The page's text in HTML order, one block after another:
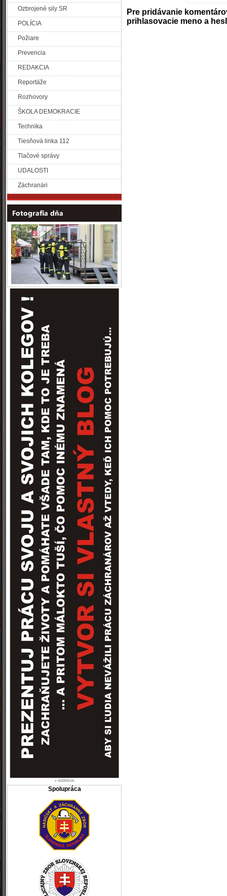
Ozbrojené sily SR
POLÍCIA
Požiare
Prevencia
REDAKCIA
Reportáže
Rozhovory
ŠKOLA DEMOKRACIE
Technika
Tiesňová linka 112
Tlačové správy
UDALOSTI
Záchranári
Spolupráca
Pre pridávanie
prihlasovacie meno a